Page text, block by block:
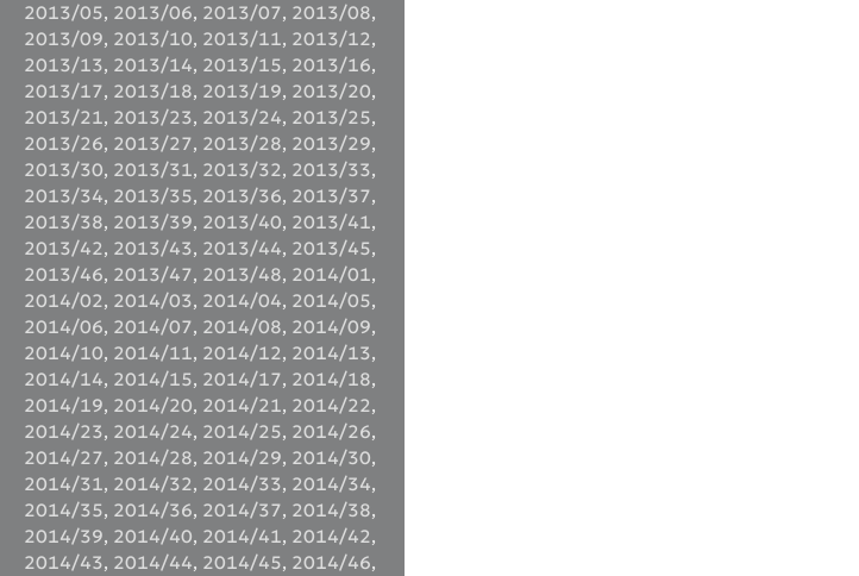
2013/05, 2013/06, 2013/07, 2013/08,
2013/09, 2013/10, 2013/11, 2013/12,
2013/13, 2013/14, 2013/15, 2013/16,
2013/17, 2013/18, 2013/19, 2013/20,
2013/21, 2013/23, 2013/24, 2013/25,
2013/26, 2013/27, 2013/28, 2013/29,
2013/30, 2013/31, 2013/32, 2013/33,
2013/34, 2013/35, 2013/36, 2013/37,
2013/38, 2013/39, 2013/40, 2013/41,
2013/42, 2013/43, 2013/44, 2013/45,
2013/46, 2013/47, 2013/48, 2014/01,
2014/02, 2014/03, 2014/04, 2014/05,
2014/06, 2014/07, 2014/08, 2014/09,
2014/10, 2014/11, 2014/12, 2014/13,
2014/14, 2014/15, 2014/17, 2014/18,
2014/19, 2014/20, 2014/21, 2014/22,
2014/23, 2014/24, 2014/25, 2014/26,
2014/27, 2014/28, 2014/29, 2014/30,
2014/31, 2014/32, 2014/33, 2014/34,
2014/35, 2014/36, 2014/37, 2014/38,
2014/39, 2014/40, 2014/41, 2014/42,
2014/43, 2014/44, 2014/45, 2014/46,